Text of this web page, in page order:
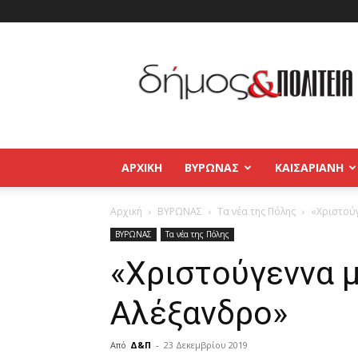
και
Πολιτεία
Βύρωνας
–
Παγκράτι
ΑΡΧΙΚΉ ΒΥΡΩΝΑΣ ΚΑΙΣΑΡΙΑΝΗ
Αρχική ΒΥΡΩΝΑΣ Τα νέα της Πόλης
ΒΥΡΩΝΑΣ Τα νέα της Πόλης
«Χριστούγεννα
Αλέξανδρο»
Από Δ&Π - 23 Δεκεμβρίου 2019